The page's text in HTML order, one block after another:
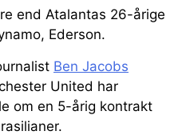
end Atalantas 26-årige
Ederson.
Ben Jacobs
United har
om en 5-årig kontrakt